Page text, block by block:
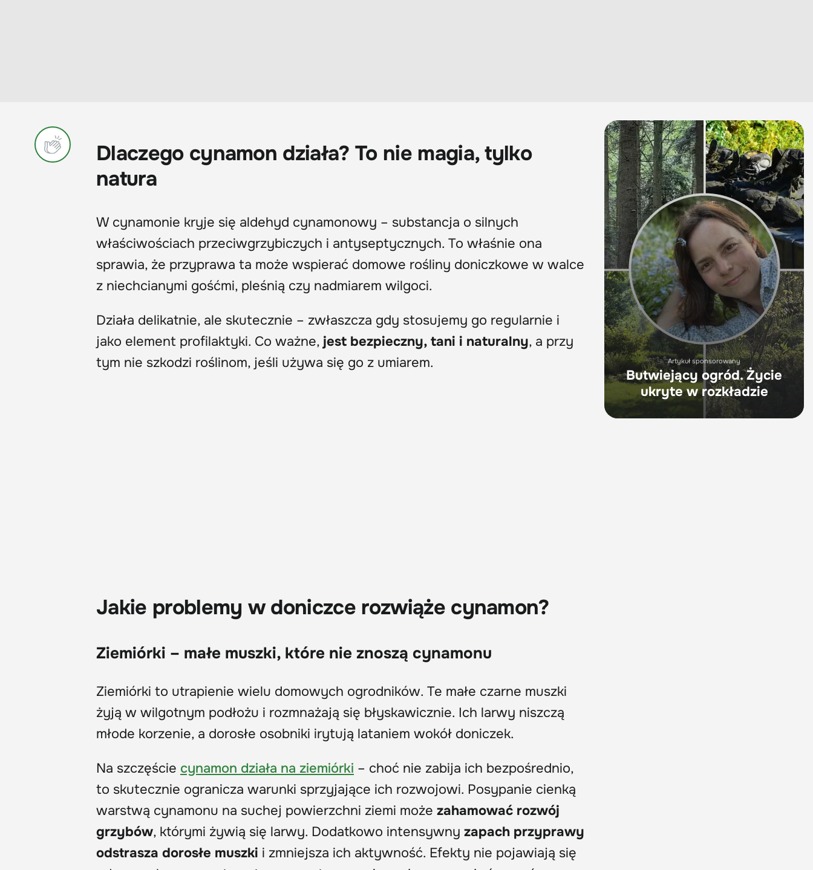
Dlaczego cynamon działa? To nie magia, tylko
natura
W cynamonie kryje się aldehyd cynamonowy – substancja o silnych
właściwościach przeciwgrzybiczych i antyseptycznych. To właśnie ona
sprawia, że przyprawa ta może wspierać domowe rośliny doniczkowe w walce
z niechcianymi gośćmi, pleśnią czy nadmiarem wilgoci.
Działa delikatnie, ale skutecznie – zwłaszcza gdy stosujemy go regularnie i
jako element profilaktyki. Co ważne, jest bezpieczny, tani i naturalny, a przy
tym nie szkodzi roślinom, jeśli używa się go z umiarem.
Jakie problemy w doniczce rozwiąże cynamon?
Ziemiórki – małe muszki, które nie znoszą cynamonu
Ziemiórki to utrapienie wielu domowych ogrodników. Te małe czarne muszki
żyją w wilgotnym podłożu i rozmnażają się błyskawicznie. Ich larwy niszczą
młode korzenie, a dorosłe osobniki irytują lataniem wokół doniczek.
Na szczęście cynamon działa na ziemiórki – choć nie zabija ich bezpośrednio,
to skutecznie ogranicza warunki sprzyjające ich rozwojowi. Posypanie cienką
warstwą cynamonu na suchej powierzchni ziemi może zahamować rozwój
grzybów, którymi żywią się larwy. Dodatkowo intensywny zapach przyprawy
odstrasza dorosłe muszki i zmniejsza ich aktywność. Efekty nie pojawiają się
Artykuł sponsorowany
Butwiejący ogród. Życie
ukryte w rozkładzie